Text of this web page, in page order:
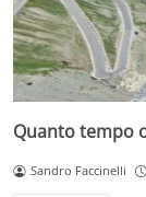
Quanto tempo
Sandro Faccinelli